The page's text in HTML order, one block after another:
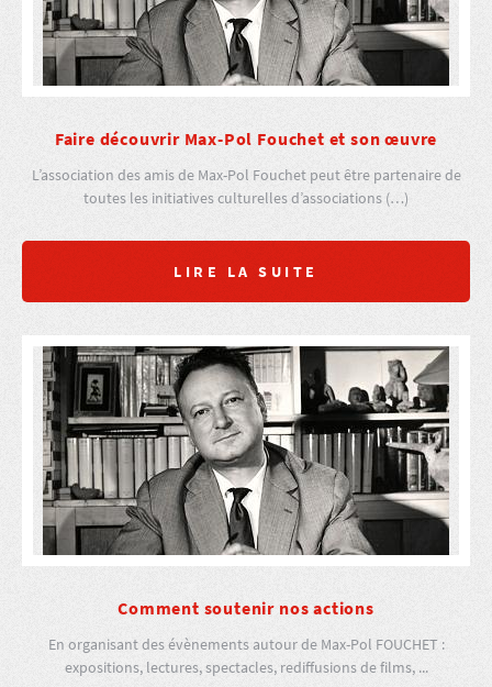
Faire découvrir Max-Pol Fouchet et son œuvre
L’association des amis de Max-Pol Fouchet peut être partenaire de
toutes les initiatives culturelles d’associations (…)
LIRE LA SUITE
Comment soutenir nos actions
En organisant des évènements autour de Max-Pol FOUCHET :
expositions, lectures, spectacles, rediffusions de films, ...